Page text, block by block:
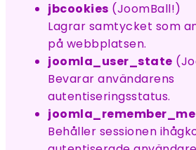
jbcookies (JoomBall!)
Lagrar samtycket som
på webbplatsen.
joomla_user_state
Bevarar användarens
autentiseringsstatus.
Behåller sessionen